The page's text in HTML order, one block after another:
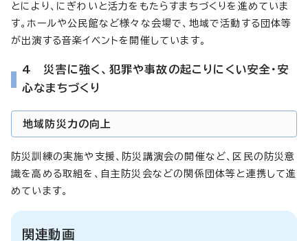
とにより、にぎわいと活力をもたらすまちづくりを進めていま
す。ホールや公民館など様々な会場で、地域で活動する団体等
が出演する音楽イベントを開催しています。
4 災害に強く、犯罪や事故の起こりにくい安全・安
心なまちづくり
地域防災力の向上
防災訓練の実施や支援、防災講演会の開催など、区民の防災意
識を高める取組を、自主防災会などの関係団体等と連携して進
めています。
関連動画